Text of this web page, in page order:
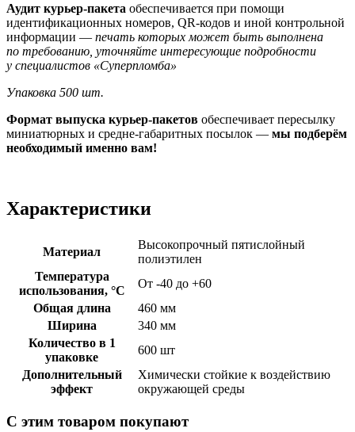
Аудит курьер-пакета обеспечивается при помощи
идентификационных номеров, QR-кодов и иной контрольной
информации — печать которых может быть выполнена
по требованию, уточняйте интересующие подробности
у специалистов «Суперпломба»
Упаковка 500 шт.
Формат выпуска курьер-пакетов обеспечивает пересылку
миниатюрных и средне-габаритных посылок — мы подберём
необходимый именно вам!
Характеристики
Материал
Высокопрочный пятислойный
полиэтилен
Температура
использования, °C
От -40 до +60
Общая длина
460 мм
Ширина
340 мм
Количество в 1
упаковке
600 шт
Дополнительный
эффект
Химически стойкие к воздействию
окружающей среды
С этим товаром покупают